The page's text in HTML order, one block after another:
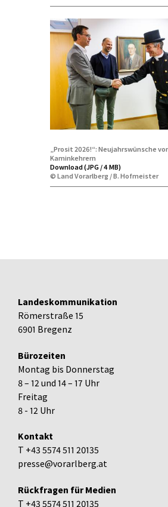
„Prosit 2026!“: Neujahrswünsche
Kaminkehrern
Download (JPG / 4 MB)
© Land Vorarlberg / B. Hofmeister
Landeskommunikation
Römerstraße 15
6901 Bregenz
Bürozeiten
Montag bis Donnerstag
8 – 12 und 14 – 17 Uhr
Freitag
8 - 12 Uhr
Kontakt
T +43 5574 511 20135
presse@vorarlberg.at
Rückfragen für Medien
T +43 5574 511 20135